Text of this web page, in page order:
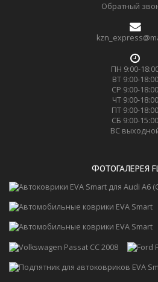
Обратный
ПН 9:00-
ВТ 9:00-18:00
СР 9:00-18:00
ЧТ 9:00-18:00
ПТ 9:00-18:00
СБ 9:00-15:00
ВС
ФОТОГАЛЕРЕЯ